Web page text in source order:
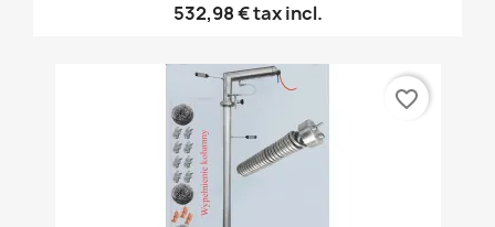
532,98 €tax incl.
favorite_border